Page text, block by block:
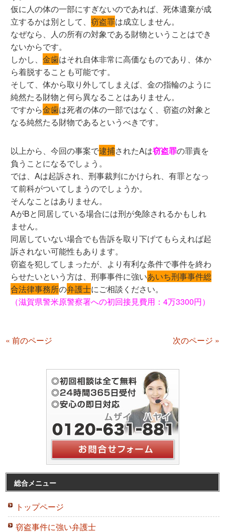
仮に人の体の一部にすぎないのであれば、死体遺棄が成
立するかは別として、窃盗罪は成立しません。
なぜなら、人の所有の対象である財物ということはでき
ないからです。
しかし、金歯はそれ自体非常に高価なものであり、体か
ら着脱することも可能です。
そして、体から取り外してしまえば、金の指輪のように
純然たる財物と何ら異なることはありません。
ですから金歯は死者の体の一部ではなく、窃盗の対象と
なる純然たる財物であるというべきです。
以上から、今回の事案で逮捕されたAは窃盗罪の罪責を
負うことになるでしょう。
では、Aは起訴され、刑事裁判にかけられ、有罪となっ
て前科がついてしまうのでしょうか。
そんなことはありません。
AがBと同居している場合には刑が免除されるかもしれ
ません。
同居していない場合でも告訴を取り下げてもらえれば起
訴されない可能性もあります。
窃盗を犯してしまったが、より有利な条件で事件を終わ
らせたいという方は、刑事事件に強いあいち刑事事件総
合法律事務所の弁護士にご相談ください。
（滋賀県警米原警察署への初回接見費用：4万3300円）
« 前のページ 次のページ »
総合メニュー
トップページ
窃盗事件に強い弁護士